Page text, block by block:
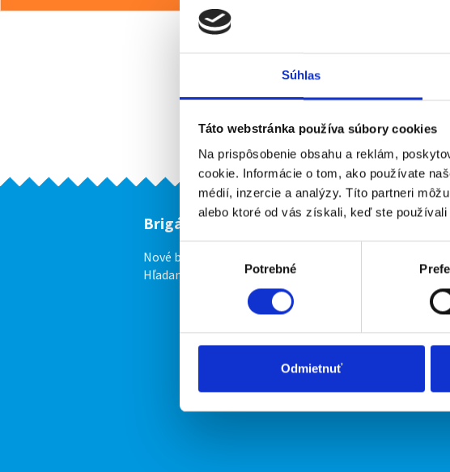
Súhlas
Táto webstránka používa súbory cookies
Na prispôsobenie obsahu a reklám,
cookie. Informácie o tom, ako používate
médií, inzercie a analýzy. Títo partneri
alebo ktoré od vás získali, keď ste používali
Potrebné
Odmietnuť
Brigádnici
Nové brigády
Hľadané brigády
Firmy